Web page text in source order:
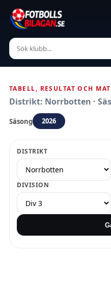
TABELL, RESULTAT OCH
Distrikt: Norrbotten ·
Säsong 2026
DISTRIKT
DIVISION